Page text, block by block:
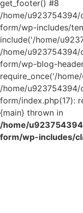
get_footer() #8
/home/
form/wp-includes/
include('/home/
/home/
form/wp-blog-
require_once('/
/home/
form/index.php(17):
{main} thrown in
/home/
form/wp-includes/